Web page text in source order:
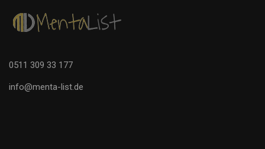
0511 309 33 177
info@menta-list.de